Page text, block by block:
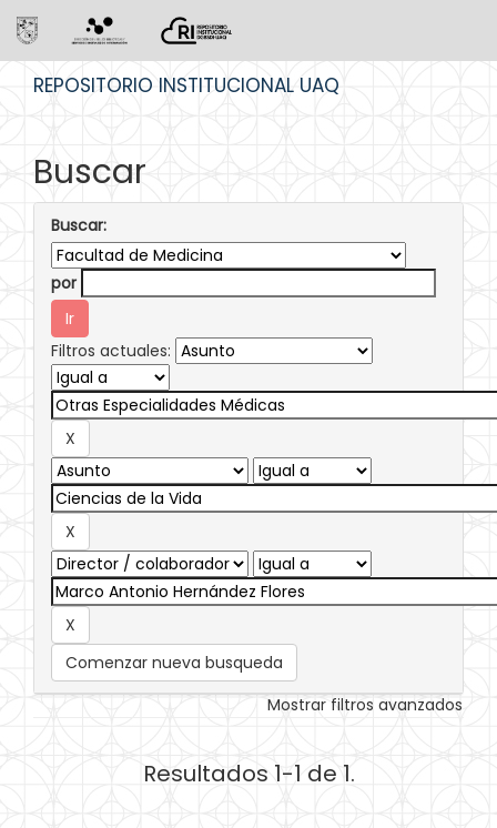
REPOSITORIO INSTITUCIONAL UAQ
Buscar
Buscar:
por
Filtros actuales:
Comenzar nueva busqueda
Mostrar filtros avanzados
Resultados 1-1 de 1.